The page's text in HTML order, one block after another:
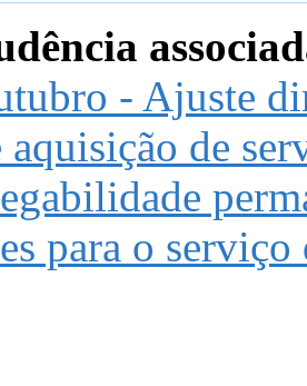
- Ajuste
aquisição de
para o